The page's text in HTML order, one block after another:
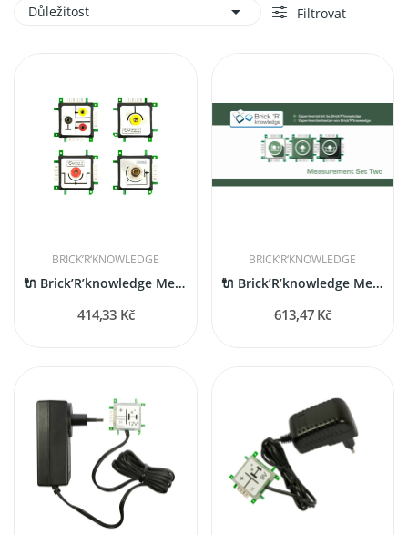
Důležitost  Filtrovat
BRICK’R‘KNOWLEDGE
🔌 Brick’R’knowledge Measurement Set One –...
414,33 Kč
BRICK’R‘KNOWLEDGE
🔌 Brick’R’knowledge Measurement Set Two (meřicí...
613,47 Kč